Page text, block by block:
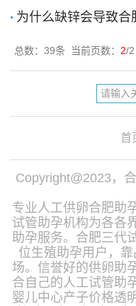
总数：39条 当前页数： 2/2
首
Copyright@2023，
专业人工供卵合肥助
试管助孕机构为各各
助孕服务。合肥三代
位生殖助孕用户，
场。信誉好的供卵助
合自己的人工试管助
婴儿中心产子价格透